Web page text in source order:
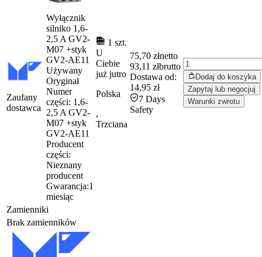
Zaufany
dostawca
Wyłącznik
silniko 1,6-
2,5 A GV2-
M07 +styk
GV2-AE11
Używany
Oryginał
Numer
części: 1,6-
2,5 A GV2-
M07 +styk
GV2-AE11
Producent
części:
Nieznany
producent
Gwarancja:1
miesiąc
1 szt.
U
Ciebie
już jutro
Polska
,
Trzciana
75,70 złnetto
93,11 złbrutto
Dostawa od:
14,95 zł
7 Days
Safety
Dodaj do koszyka
Zapytaj lub negocjuj
Warunki zwrotu
Zamienniki
Brak zamienników